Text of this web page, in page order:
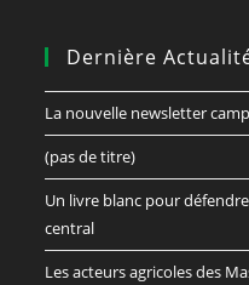
Dernière
La nouvelle newsletter
(pas de titre)
Un livre blanc pour
central
Les acteurs agricoles des